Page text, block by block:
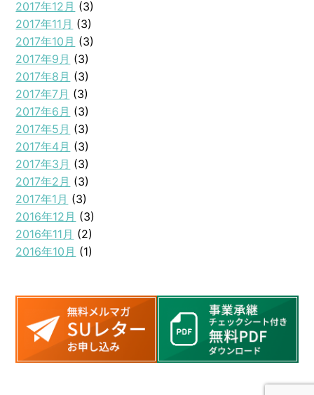
2017年12月 (3)
2017年11月 (3)
2017年10月 (3)
2017年9月 (3)
2017年8月 (3)
2017年7月 (3)
2017年6月 (3)
2017年5月 (3)
2017年4月 (3)
2017年3月 (3)
2017年2月 (3)
2017年1月 (3)
2016年12月 (3)
2016年11月 (2)
2016年10月 (1)